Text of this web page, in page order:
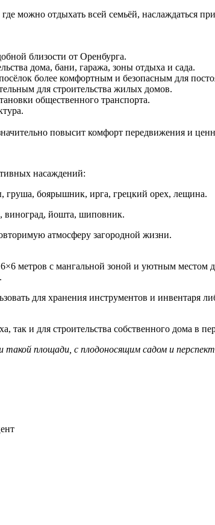
где можно отдыхать всей семьёй,
близости от Оренбурга.
дома, бани, гаража, зоны отдыха и сада.
более комфортным и безопасным для
для строительства жилых домов.
общественного транспорта.
повысит комфорт передвижения и
насаждений:
боярышник, ирга, грецкий орех, лещина.
виноград, йошта, шиповник.
атмосферу загородной жизни.
метров с мангальной зоной и уютным местом
для хранения инструментов и инвентаря
так и для строительства собственного дома в
площади, с плодоносящим садом и